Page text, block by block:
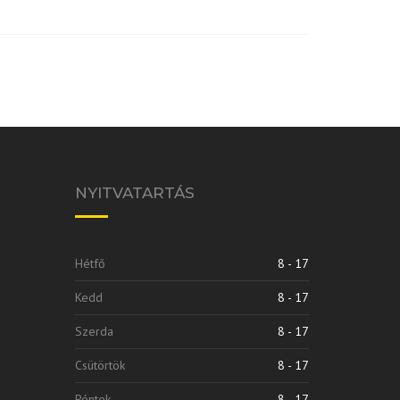
NYITVATARTÁS
Hétfő 8 - 17
Kedd 8 - 17
Szerda 8 - 17
Csütörtök 8 - 17